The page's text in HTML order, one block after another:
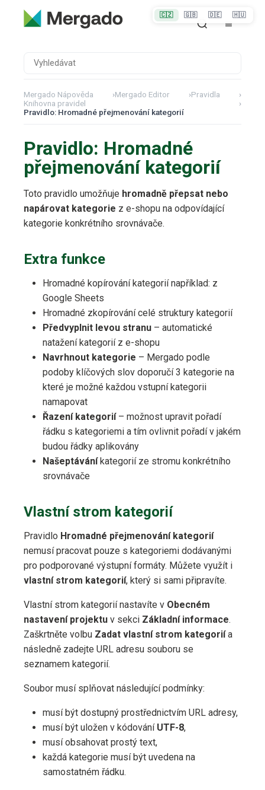
Mergado Nápověda ›Mergado Editor ›Pravidla
›
Knihovna pravidel
›
Pravidlo: Hromadné přejmenování kategorií
Pravidlo: Hromadné
přejmenování kategorií
Toto pravidlo umožňuje hromadně přepsat nebo
napárovat kategorie z e-shopu na odpovídající
kategorie konkrétního srovnávače.
Extra funkce
Hromadné kopírování kategorií například: z
Google Sheets
Hromadné zkopírování celé struktury kategorií
Předvyplnit levou stranu – automatické
natažení kategorií z e-shopu
Navrhnout kategorie – Mergado podle
podoby klíčových slov doporučí 3 kategorie na
které je možné každou vstupní kategorii
namapovat
Řazení kategorií– možnost upravit pořadí
řádku s kategoriemi a tím ovlivnit pořadí v jakém
budou řádky aplikovány
Našeptáváníkategorií ze stromu konkrétního
srovnávače
Vlastní strom kategorií
Pravidlo Hromadné přejmenování kategorií
nemusí pracovat pouze s kategoriemi dodávanými
pro podporované výstupní formáty. Můžete využít i
vlastní strom kategorií, který si sami připravíte.
Vlastní strom kategorií nastavíte v Obecném
nastavení projektu v sekci Základní informace.
Zaškrtněte volbu Zadat vlastní strom kategoriía
následně zadejte URL adresu souboru se
seznamem kategorií.
Soubor musí splňovat následující podmínky:
musí být dostupný prostřednictvím URL adresy,
musí být uložen v kódování UTF-8,
musí obsahovat prostý text,
každá kategorie musí být uvedena na
samostatném řádku.
🇨🇿 🇬🇧 🇩🇪 🇭🇺